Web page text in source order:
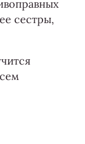
сестры,